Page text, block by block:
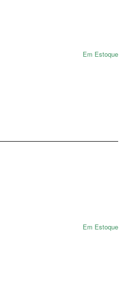
Em Estoque
Em Estoque